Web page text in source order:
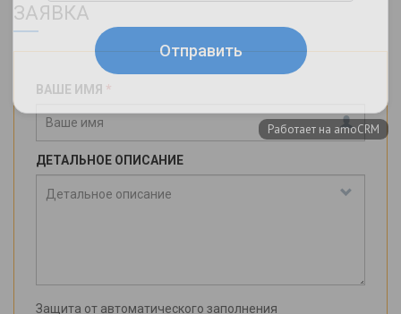
ЗАЯВКА
ВАШЕ ИМЯ *
ДЕТАЛЬНОЕ ОПИСАНИЕ
Защита от автоматического заполнения